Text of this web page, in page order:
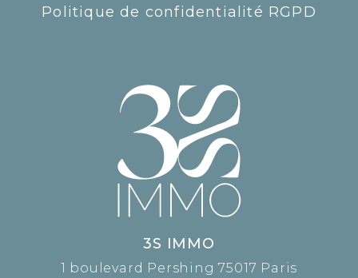
Politique de confidentialité RGPD
3S IMMO
1 boulevard Pershing 75017 Paris